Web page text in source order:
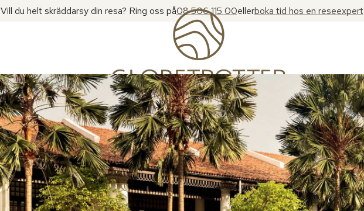
Vill du helt skräddarsy din resa? Ring oss på08 506 115 00ellerboka tid hos en reseexpert